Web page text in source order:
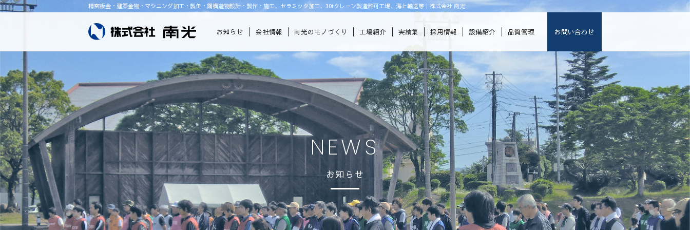
精密板金・建築金物・マシニング加工・製缶・鋼構造物設計・製作・施工、セラミック加工、30tクレーン製造許可工場、海上輸送等｜株式会社 南光
お知らせ 会社情報 南光のモノづくり 工場紹介 実績集 採用情報 設備紹介 品質管理 お問い合わせ
NEWS
お知らせ